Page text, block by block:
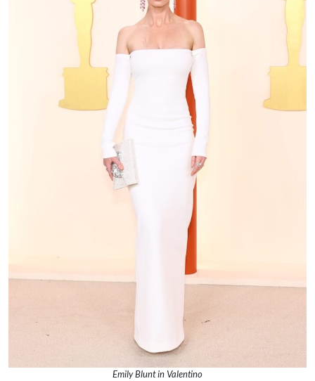
Emily Blunt in Valentino